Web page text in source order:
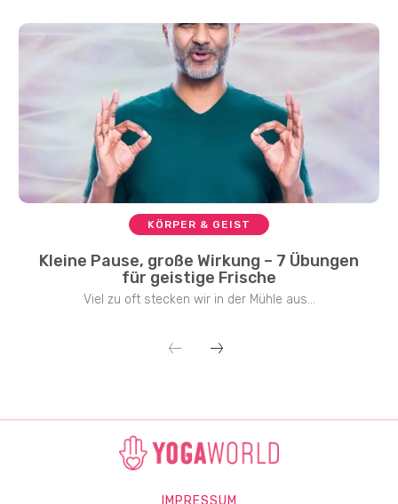
KÖRPER & GEIST
Kleine Pause, große Wirkung – 7 Übungen
für geistige Frische
Viel zu oft stecken wir in der Mühle aus...
IMPRESSUM